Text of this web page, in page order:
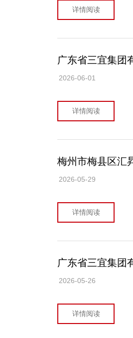
详情阅读
广东省三宜集团
2026-06-01
详情阅读
梅州市梅县区汇
2026-05-29
详情阅读
广东省三宜集团
2026-05-26
详情阅读